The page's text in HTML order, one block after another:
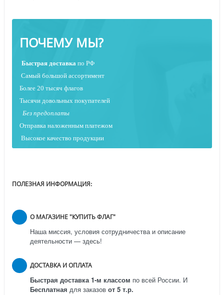
ПОЧЕМУ МЫ?
Быстрая доставка по РФ
Самый большой ассортимент
Более 20 тысяч флагов
Тысячи довольных покупателей
Без предоплаты
Отправка наложенным платежом
Высокое качество продукции
ПОЛЕЗНАЯ ИНФОРМАЦИЯ:
О МАГАЗИНЕ "КУПИТЬ ФЛАГ"
Наша миссия, условия сотрудничества и описание
деятельности — здесь!
ДОСТАВКА И ОПЛАТА
Быстрая доставка 1-м классом по всей России. И
Бесплатная для заказов от 5 т.р.